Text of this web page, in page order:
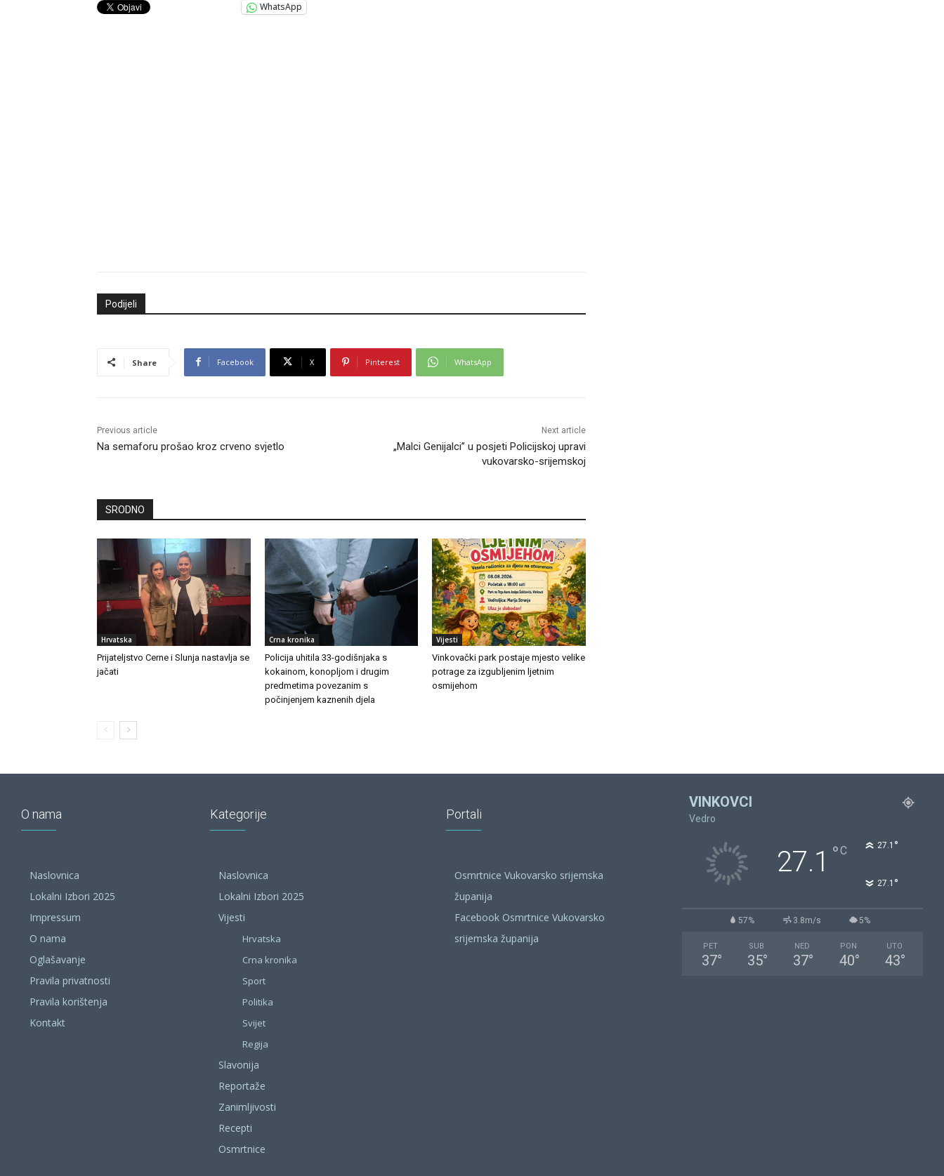
WhatsApp
Podijeli
Share Facebook X Pinterest WhatsApp
Previous article
Na semaforu prošao kroz crveno svjetlo
Next article
„Malci Genijalci” u posjeti Policijskoj upravi
vukovarsko-srijemskoj
SRODNO
Hrvatska
Prijateljstvo Cerne i Slunja nastavlja se
jačati
Crna kronika
Policija uhitila 33-godišnjaka s
kokainom, konopljom i drugim
predmetima povezanim s
počinjenjem kaznenih djela
Vijesti
Vinkovački park postaje mjesto velike
potrage za izgubljenim ljetnim
osmijehom
O nama
Naslovnica
Lokalni Izbori 2025
Impressum
O nama
Oglašavanje
Pravila privatnosti
Pravila korištenja
Kontakt
Kategorije
Naslovnica
Lokalni Izbori 2025
Vijesti
Hrvatska
Crna kronika
Sport
Politika
Svijet
Regija
Slavonija
Reportaže
Zanimljivosti
Recepti
Osmrtnice
Portali
Osmrtnice Vukovarsko srijemska
županija
Facebook Osmrtnice Vukovarsko
srijemska županija
VINKOVCI
Vedro
27.1 °C 27.1 °
27.1 °
57% 3.8m/s 5%
PET
37°
SUB
35°
NED
37°
PON
40°
UTO
43°